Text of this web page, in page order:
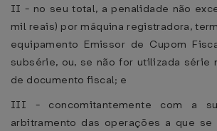
II - no seu total, a penalidade não
mil reais) por máquina registradora,
equipamento Emissor de Cupom
subsérie, ou, se não for utilizada série
de documento fiscal; e
III - concomitantemente com a
arbitramento das operações a que